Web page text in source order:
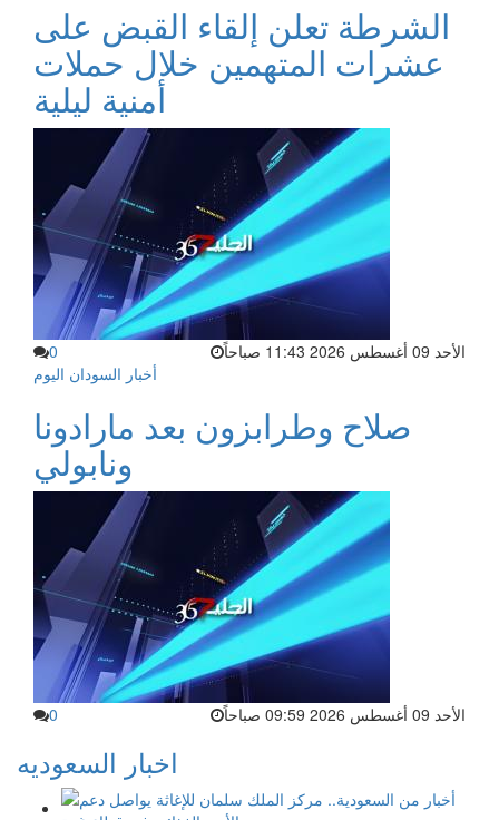
الشرطة تعلن إلقاء القبض على
عشرات المتهمين خلال حملات
أمنية ليلية
الأحد 09 أغسطس 2026 11:43 صباحاً
0
أخبار السودان اليوم
صلاح وطرابزون بعد مارادونا
ونابولي
الأحد 09 أغسطس 2026 09:59 صباحاً 0
اخبار السعوديه